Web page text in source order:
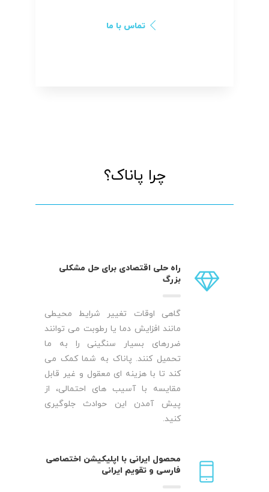
تماس با ما
چرا پاناک؟
راه حلی اقتصادی برای حل مشکلی
بزرگ
گاهی اوقات تغییر شرایط محیطی
مانند افزایش دما یا رطوبت می توانند
ضررهای بسیار سنگینی را به ما
تحمیل کنند. پاناک به شما کمک می
کند تا با هزینه ای معقول و غیر قابل
مقایسه با آسیب های احتمالی، از
پیش آمدن این حوادث جلوگیری
کنید.
محصول ایرانی با اپلیکیشن اختصاصی
فارسی و تقویم ایرانی